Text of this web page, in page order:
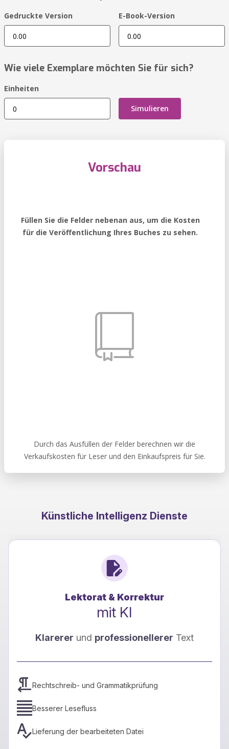
Gedruckte Version E-Book-Version
Wie viele Exemplare möchten Sie für sich?
Einheiten
Simulieren
Vorschau
Füllen Sie die Felder nebenan aus, um die Kosten
für die Veröffentlichung Ihres Buches zu sehen.
Durch das Ausfüllen der Felder berechnen wir die
Verkaufskosten für Leser und den Einkaufspreis für Sie.
Künstliche Intelligenz Dienste
Lektorat & Korrektur
mit KI
Klarerer und professionellerer Text
Rechtschreib- und Grammatikprüfung
Besserer Lesefluss
Lieferung der bearbeiteten Datei